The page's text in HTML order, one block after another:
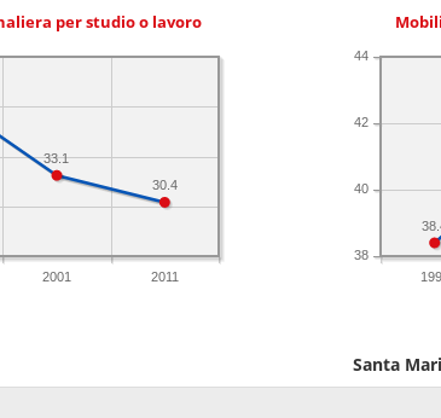
per studio o lavoro
2001 2011
30.4
33.1
38
40
42
44
Santa